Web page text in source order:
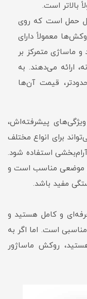
بالاتر است.
حمل است که روی
معمولاً دارای
ماساژی متمرکز بر
ارائه می‌دهند. به
قیمت آن‌ها
ویژگی‌های پیشرفته‌اش،
برای انواع مختلف
استفاده شود.
و موضعی مناسب است و
مفید باشد.
و کامل هستید و
است. اما اگر به
روکش ماساژور